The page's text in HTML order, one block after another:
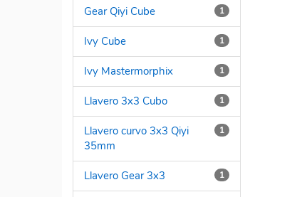
1
Gear Qiyi Cube
1
Ivy Cube
1
Ivy Mastermorphix
1
Llavero 3x3 Cubo
1
Llavero curvo 3x3 Qiyi
35mm
1
Llavero Gear 3x3